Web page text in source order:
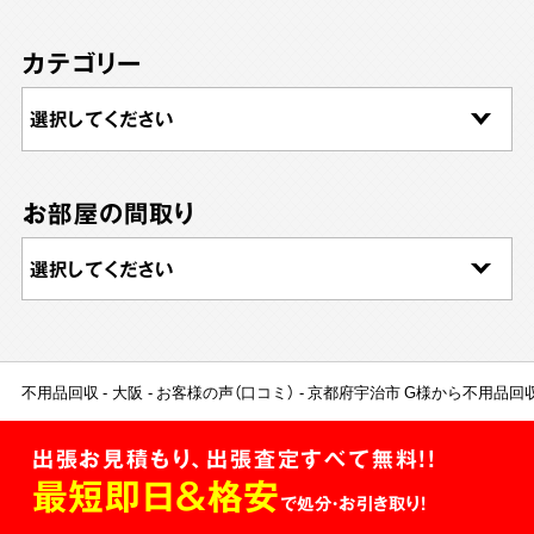
カテゴリー
お部屋の間取り
不用品回収 大阪 お客様の声（口コミ） 京都府宇治市 G様から不用品回
出張お見積もり、出張査定すべて無料!!
最短即日＆格安で処分・お引き取り！